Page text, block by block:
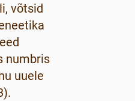
võtsid
numbris
uuele